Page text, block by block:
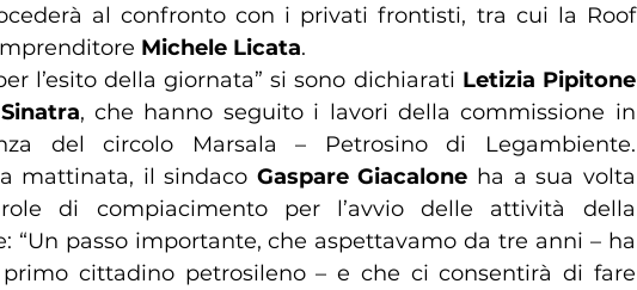
al confronto con i privati frontisti, tra cui la Roof
Michele Licata.
l’esito della giornata” si sono dichiarati Letizia Pipitone
, che hanno seguito i lavori della commissione in
del circolo Marsala – Petrosino di Legambiente.
mattinata, il sindaco Gaspare Giacalone ha a sua volta
di compiacimento per l’avvio delle attività della
“Un passo importante, che aspettavamo da tre anni – ha
cittadino petrosileno – e che ci consentirà di fare